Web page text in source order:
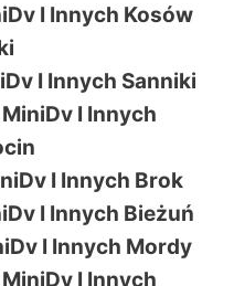
I Innych Kosów
I Innych Sanniki
I Innych
I Innych Brok
I Innych Bieżuń
I Innych Mordy
I Innych